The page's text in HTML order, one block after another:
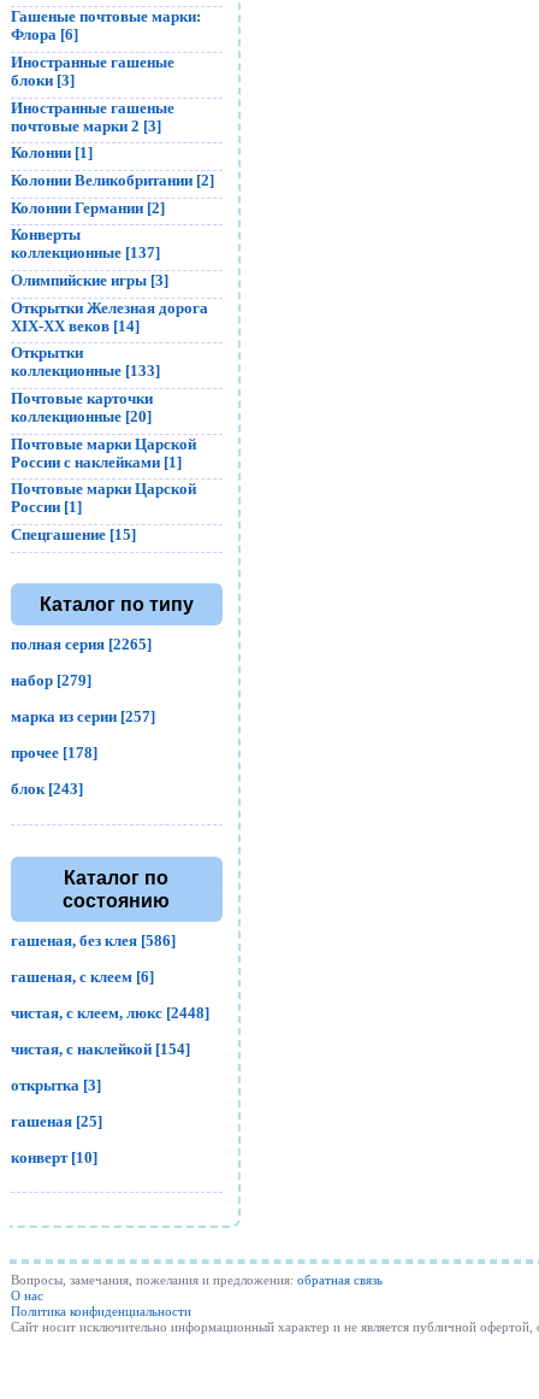
Гашеные почтовые марки:
Флора [6]
Иностранные гашеные
блоки [3]
Иностранные гашеные
почтовые марки 2 [3]
Колонии [1]
Колонии Великобритании [2]
Колонии Германии [2]
Конверты
коллекционные [137]
Олимпийские игры [3]
Открытки Железная дорога
XIX-XX веков [14]
Открытки
коллекционные [133]
Почтовые карточки
коллекционные [20]
Почтовые марки Царской
России с наклейками [1]
Почтовые марки Царской
России [1]
Спецгашение [15]
Каталог по типу
полная серия [2265]
набор [279]
марка из серии [257]
прочее [178]
блок [243]
Каталог по
состоянию
гашеная, без клея [586]
гашеная, с клеем [6]
чистая, с клеем, люкс [2448]
чистая, с наклейкой [154]
открытка [3]
гашеная [25]
конверт [10]
Вопросы, замечания, пожелания и предложения: обратная связь
О нас
Политика конфиденциальности
Cайт носит исключительно информационный характер и не является публичной